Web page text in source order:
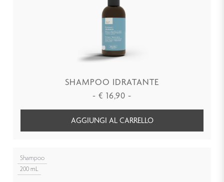
SHAMPOO IDRATANTE
- € 16,90 -
AGGIUNGI AL CARRELLO
Shampoo
200 mL